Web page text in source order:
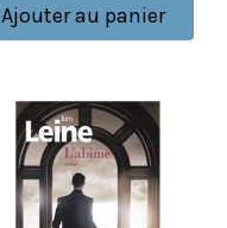
Ajouter au panier